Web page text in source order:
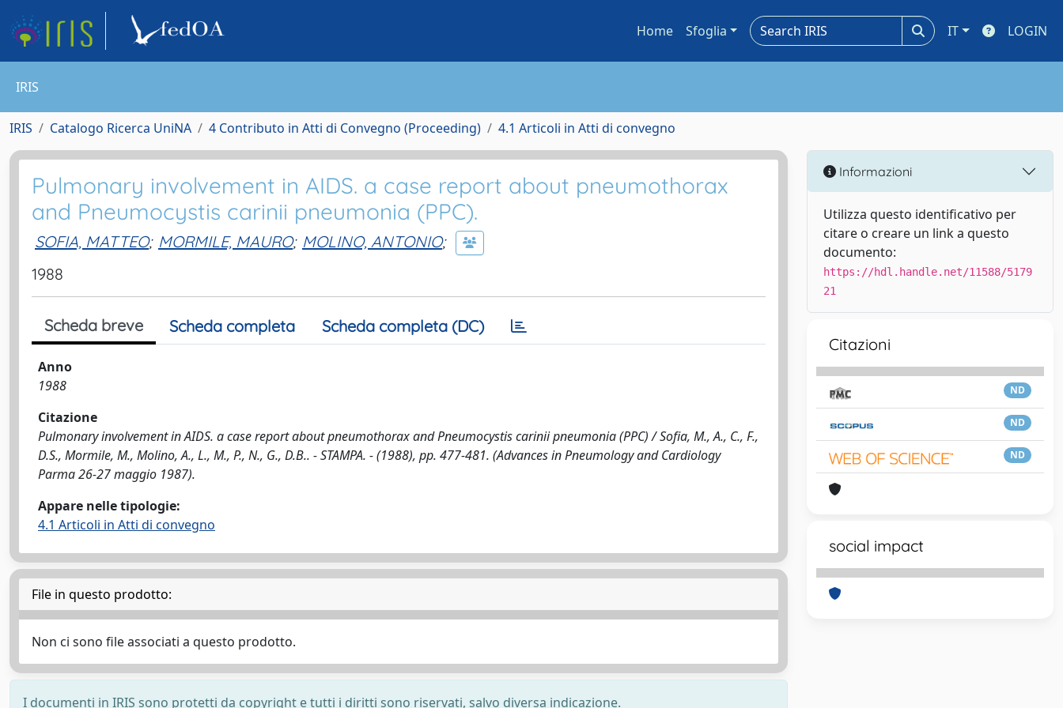
Home Sfoglia IT LOGIN
IRIS
IRIS Catalogo Ricerca UniNA 4 Contributo in Atti di Convegno (Proceeding) 4.1 Articoli in Atti di convegno
Pulmonary involvement in AIDS. a case report about pneumothorax
and Pneumocystis carinii pneumonia (PPC).
SOFIA, MATTEO; MORMILE, MAURO; MOLINO, ANTONIO;
1988
Scheda breve Scheda completa Scheda completa (DC)
Anno
1988
Citazione
Pulmonary involvement in AIDS. a case report about pneumothorax and Pneumocystis carinii pneumonia (PPC) / Sofia, M., A., C., F.,
D.S., Mormile, M., Molino, A., L., M., P., N., G., D.B.. - STAMPA. - (1988), pp. 477-481. (Advances in Pneumology and Cardiology
Parma 26-27 maggio 1987).
Appare nelle tipologie:
4.1 Articoli in Atti di convegno
File in questo prodotto:
Non ci sono file associati a questo prodotto.
I documenti in IRIS sono protetti da copyright e tutti i diritti sono riservati, salvo diversa indicazione.
Informazioni
Utilizza questo identificativo per
citare o creare un link a questo
documento:
https://hdl.handle.net/11588/5179
21
Citazioni
ND
ND
ND
social impact